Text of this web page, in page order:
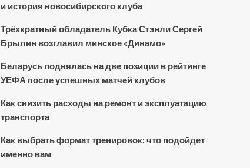
и история новосибирского клуба
Трёхкратный обладатель Кубка Стэнли Сергей
Брылин возглавил минское «Динамо»
Беларусь поднялась на две позиции в рейтинге
УЕФА после успешных матчей клубов
Как снизить расходы на ремонт и эксплуатацию
транспорта
Как выбрать формат тренировок: что подойдет
именно вам